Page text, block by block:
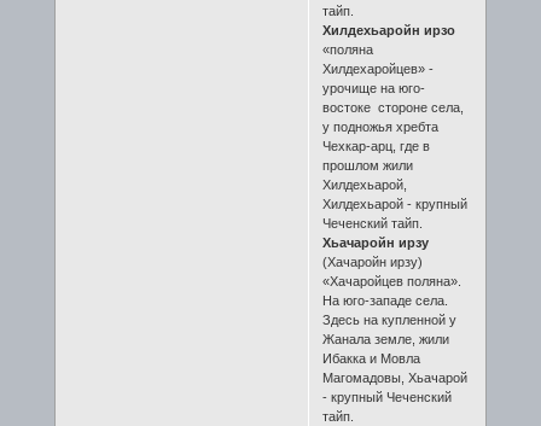
тайп.
Хилдехьаройн ирзо
«поляна
Хилдехаройцев» -
урочище на юго-
востоке стороне села,
у подножья хребта
Чехкар-арц, где в
прошлом жили
Хилдехьарой,
Хилдехьарой - крупный
Чеченский тайп.
Хьачаройн ирзу
(Хачаройн ирзу)
«Хачаройцев поляна».
На юго-западе села.
Здесь на купленной у
Жанала земле, жили
Ибакка и Мовла
Магомадовы, Хьачарой
- крупный Чеченский
тайп.